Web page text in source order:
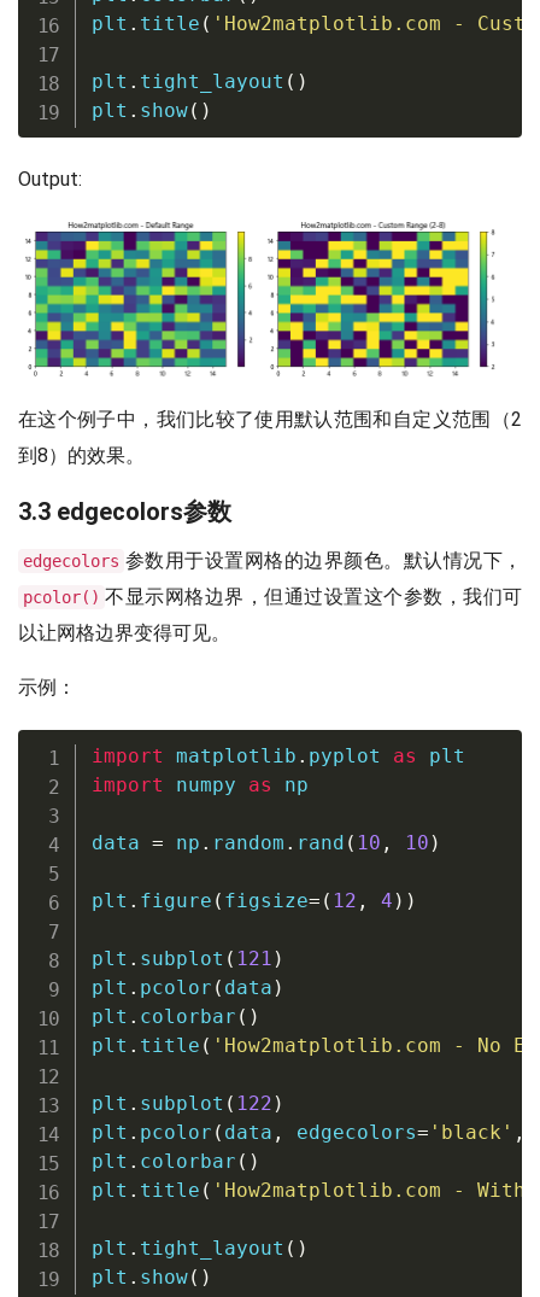
plt . title ( 'How2matplotlib.com -
plt . tight_layout ( )
plt . show( )
Output:
在这个例子中，我们比较了使用默认范围和自定义范围（2
到8）的效果。
3.3 edgecolors参数
edgecolors 参数用于设置网格的边界颜色。默认情况下，
pcolor() 不显示网格边界，但通过设置这个参数，我们可
以让网格边界变得可见。
示例：
import matplotlib . pyplot as
import numpy as np
data = np . random . rand ( 10 , 10 )
plt . figure ( figsize= ( 12 , 4 ) )
plt . subplot ( 121 )
plt . pcolor ( data )
plt . colorbar ( )
plt . title ( 'How2matplotlib.com - No
plt . subplot ( 122 )
plt . pcolor ( data , edgecolors= 'black' ,
plt . colorbar ( )
plt . title ( 'How2matplotlib.com - With
plt . tight_layout ( )
plt . show( )